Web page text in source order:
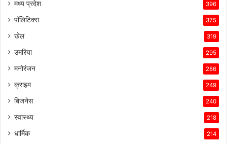
मध्य प्रदेश 396
पॉलिटिक्स 375
खेल 319
उमरिया 295
मनोरंजन 286
क्राइम 249
बिजनेस 240
स्वास्थ्य 218
धार्मिक 214